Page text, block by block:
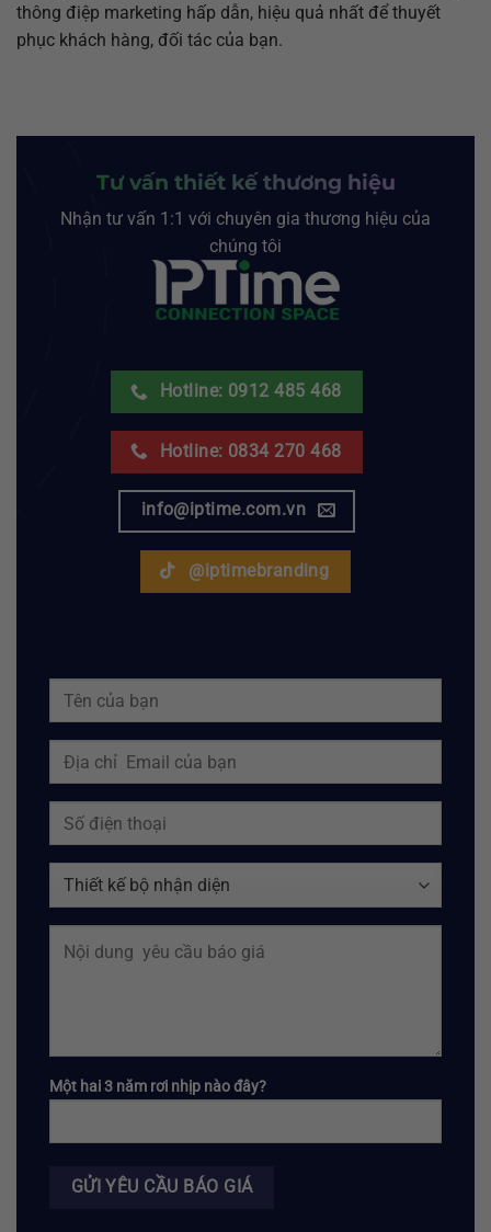
thông điệp marketing hấp dẫn, hiệu quả nhất để thuyết
phục khách hàng, đối tác của bạn.
Tư vấn thiết kế thương hiệu
Nhận tư vấn 1:1 với chuyên gia thương hiệu của
chúng tôi
Hotline: 0912 485 468
Hotline: 0834 270 468
info@iptime.com.vn
@iptimebranding
Một hai 3 năm rơi nhịp nào đây?